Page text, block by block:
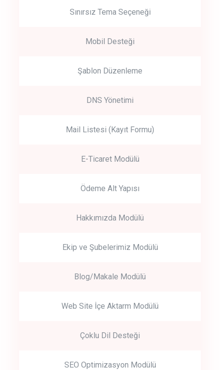
Sınırsız Tema Seçeneği
Mobil Desteği
Şablon Düzenleme
DNS Yönetimi
Mail Listesi (Kayıt Formu)
E-Ticaret Modülü
Ödeme Alt Yapısı
Hakkımızda Modülü
Ekip ve Şubelerimiz Modülü
Blog/Makale Modülü
Web Site İçe Aktarm Modülü
Çoklu Dil Desteği
SEO Optimizasyon Modülü